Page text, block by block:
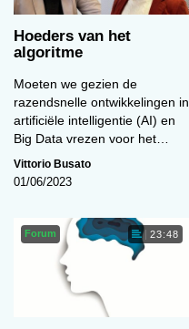
Hoeders van het
algoritme
Moeten we gezien de
razendsnelle ontwikkelingen in
artificiële intelligentie (AI) en
Big Data vrezen voor het…
Vittorio Busato
01/06/2023
Forum 23:48